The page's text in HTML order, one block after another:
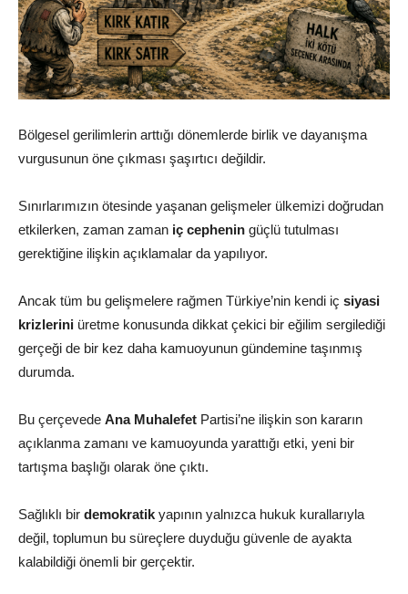
Bölgesel gerilimlerin arttığı dönemlerde birlik ve dayanışma
vurgusunun öne çıkması şaşırtıcı değildir.
Sınırlarımızın ötesinde yaşanan gelişmeler ülkemizi doğrudan
etkilerken, zaman zaman iç cephenin güçlü tutulması
gerektiğine ilişkin açıklamalar da yapılıyor.
Ancak tüm bu gelişmelere rağmen Türkiye’nin kendi iç siyasi
krizlerini üretme konusunda dikkat çekici bir eğilim sergilediği
gerçeği de bir kez daha kamuoyunun gündemine taşınmış
durumda.
Bu çerçevede Ana Muhalefet Partisi’ne ilişkin son kararın
açıklanma zamanı ve kamuoyunda yarattığı etki, yeni bir
tartışma başlığı olarak öne çıktı.
Sağlıklı bir demokratik yapının yalnızca hukuk kurallarıyla
değil, toplumun bu süreçlere duyduğu güvenle de ayakta
kalabildiği önemli bir gerçektir.